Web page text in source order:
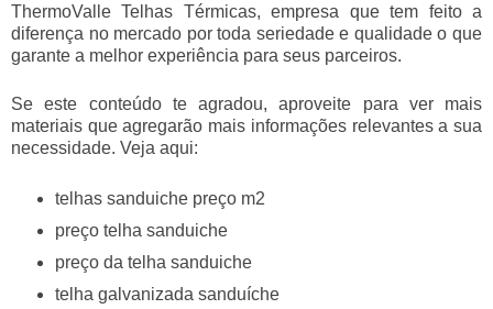
ThermoValle Telhas Térmicas, empresa que tem feito a
diferença no mercado por toda seriedade e qualidade o que
garante a melhor experiência para seus parceiros.
Se este conteúdo te agradou, aproveite para ver mais
materiais que agregarão mais informações relevantes a sua
necessidade. Veja aqui:
telhas sanduiche preço m2
preço telha sanduiche
preço da telha sanduiche
telha galvanizada sanduíche